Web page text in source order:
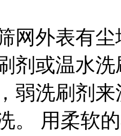
外表有尘
剂或温水
弱洗刷剂
。 用柔软